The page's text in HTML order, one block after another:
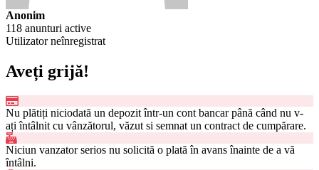
Anonim
118 anunturi active
Utilizator neînregistrat
Aveți grijă!
Nu plătiți niciodată un depozit într-un cont bancar până când nu v-
ați întâlnit cu vânzătorul, văzut si semnat un contract de cumpărare.
Niciun vanzator serios nu solicită o plată în avans înainte de a vă
întâlni.